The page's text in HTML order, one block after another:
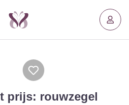
prijs: rouwzegel